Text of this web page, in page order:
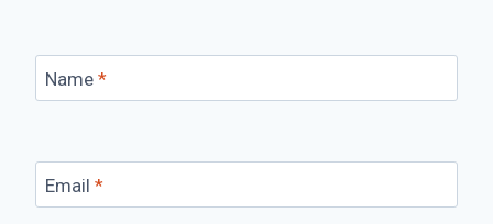
Name *
Email *